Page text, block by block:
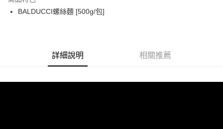
Apple Pay
ATM付款
BALDUCCI螺絲麵 [500g/包]
詳細說明 相關推薦